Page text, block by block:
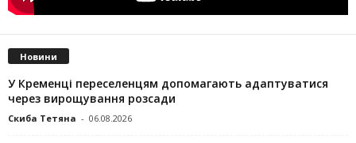
Новини
У Кременці переселенцям допомагають адаптуватися
через вирощування розсади
Скиба Тетяна - 06.08.2026